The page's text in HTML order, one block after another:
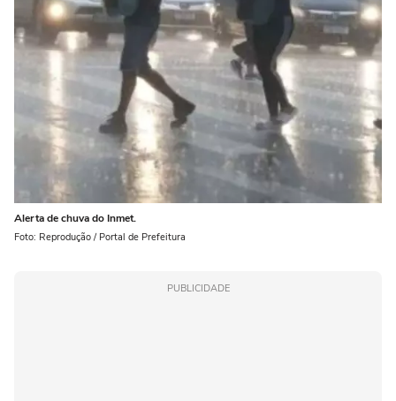
Alerta de chuva do Inmet.
Foto: Reprodução / Portal de Prefeitura
PUBLICIDADE